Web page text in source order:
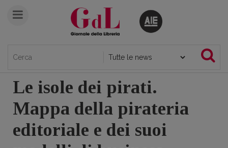
Le isole dei pirati.
Mappa della pirateria
editoriale e dei suoi